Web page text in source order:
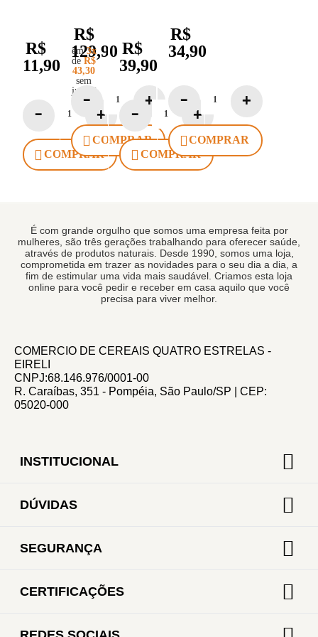
60ml
Pimentas
Matipó
R$
11,90
COMPRAR
R$
129,90
em3x
deR$
43,30
sem
juros*
COMPRAR
R$
39,90
COMPRAR
R$
34,90
COMPRAR
É com grande orgulho que somos uma empresa feita por
mulheres, são três gerações trabalhando para oferecer saúde,
através de produtos naturais. Desde 1990, somos uma loja,
comprometida em trazer as novidades para o seu dia a dia, a
fim de estimular uma vida mais saudável. Criamos esta loja
online para você pedir e receber em casa aquilo que você
precisa para viver melhor.
COMERCIO DE CEREAIS QUATRO ESTRELAS -
EIRELI
CNPJ:68.146.976/0001-00
R. Caraíbas, 351 - Pompéia, São Paulo/SP | CEP:
05020-000
INSTITUCIONAL
DÚVIDAS
SEGURANÇA
CERTIFICAÇÕES